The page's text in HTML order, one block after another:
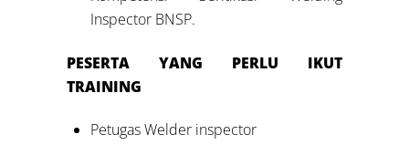
Inspector BNSP.
PESERTA YANG PERLU IKUT
TRAINING
Petugas Welder inspector